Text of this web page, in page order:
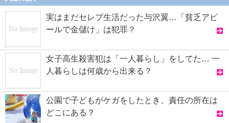
実はまだセレブ生活だった与沢翼…「貧乏アピ
ールで金儲け」は犯罪？
女子高生殺害犯は「一人暮らし」をしてた… 一
人暮らしは何歳から出来る？
公園で子どもがケガをしたとき、責任の所在は
どこにある？